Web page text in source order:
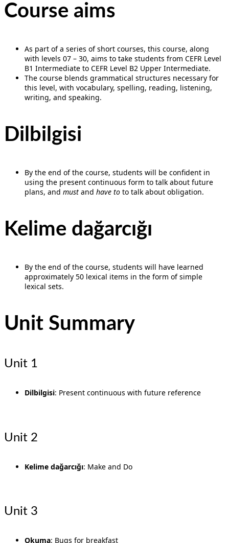
Course aims
As part of a series of short courses, this course, along
with levels 07 – 30, aims to take students from CEFR Level
B1 Intermediate to CEFR Level B2 Upper Intermediate.
The course blends grammatical structures necessary for
this level, with vocabulary, spelling, reading, listening,
writing, and speaking.
Dilbilgisi
By the end of the course, students will be confident in
using the present continuous form to talk about future
plans, and must and have to to talk about obligation.
Kelime dağarcığı
By the end of the course, students will have learned
approximately 50 lexical items in the form of simple
lexical sets.
Unit Summary
Unit 1
Dilbilgisi: Present continuous with future reference
Unit 2
Kelime dağarcığı: Make and Do
Unit 3
Okuma: Bugs for breakfast